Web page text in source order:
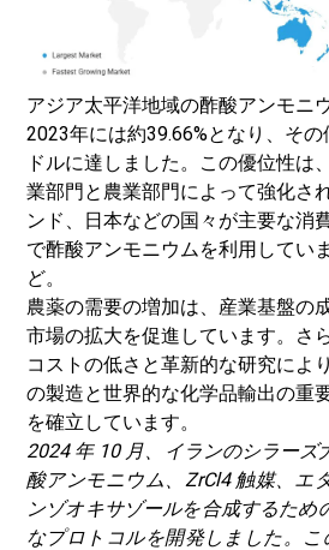
アジア太平洋地域の酢酸アンモニ
2023年には約39.66%となり、そ
ドルに達しました。この優位性は
業部門と農業部門によって強化さ
ンド、日本などの国々が主要な消
で酢酸アンモニウムを利用していま
ど。
農薬の需要の増加は、産業基盤の
市場の拡大を促進しています。さ
コストの低さと革新的な研究によ
の製造と世界的な化学品輸出の重
を確立しています。
2024 年 10 月、イランのシラーズ
酸アンモニウム、ZrCl4 触媒、エ
ンゾオキサゾールを合成するため
なプロトコルを開発しました。